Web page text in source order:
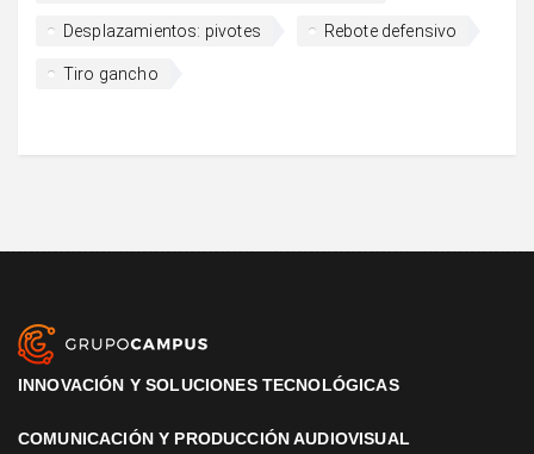
Desplazamientos: pivotes Rebote defensivo
Tiro gancho
INNOVACIÓN Y SOLUCIONES TECNOLÓGICAS
COMUNICACIÓN Y PRODUCCIÓN AUDIOVISUAL